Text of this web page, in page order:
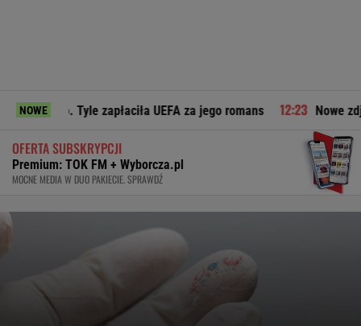
NOWE UEFA za jego romans Nowe zdjęcie Johna
OFERTA SUBSKRYPCJI
Premium: TOK FM + Wyborcza.pl
MOCNE MEDIA W DUO PAKIECIE. SPRAWDŹ